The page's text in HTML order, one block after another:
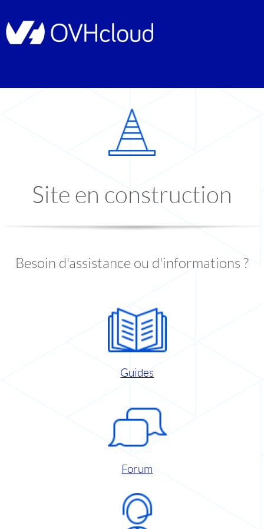
Site en construction
Besoin d'assistance ou d'informations ?
Guides
Forum